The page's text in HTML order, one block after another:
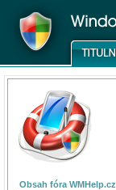
Obsah fóra WMHelp.cz